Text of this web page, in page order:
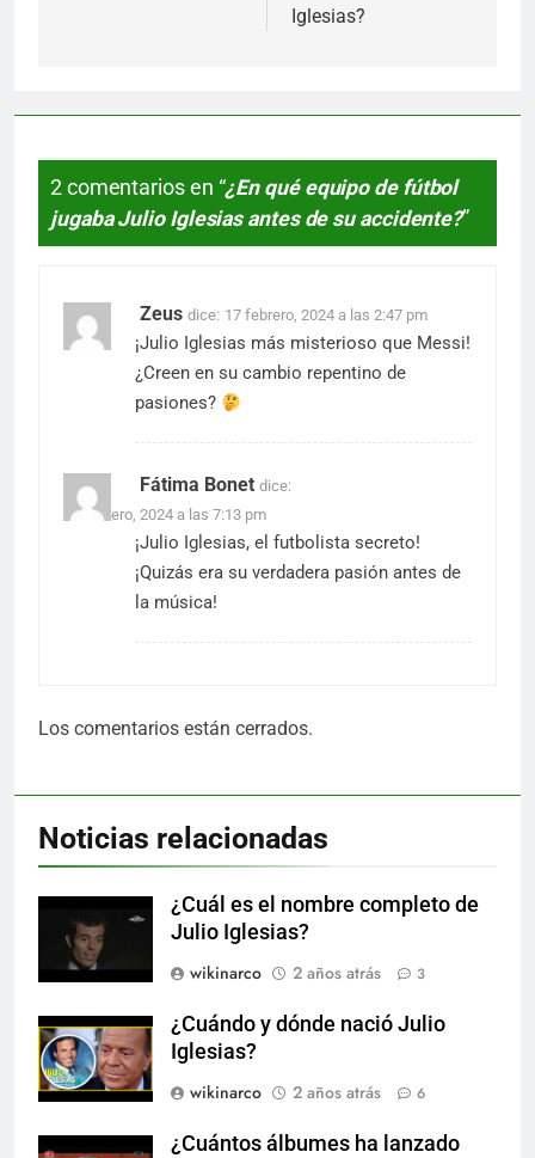
Iglesias?
2 comentarios en “¿En qué equipo de fútbol
jugaba Julio Iglesias antes de su accidente?”
Zeus dice: 17 febrero, 2024 a las 2:47 pm
¡Julio Iglesias más misterioso que Messi!
¿Creen en su cambio repentino de
pasiones?
Fátima Bonet dice:
17 febrero, 2024 a las 7:13 pm
¡Julio Iglesias, el futbolista secreto!
¡Quizás era su verdadera pasión antes de
la música!
Los comentarios están cerrados.
Noticias relacionadas
¿Cuál es el nombre completo de
Julio Iglesias?
wikinarco
2 años atrás 3
¿Cuándo y dónde nació Julio
Iglesias?
wikinarco
2 años atrás 6
¿Cuántos álbumes ha lanzado